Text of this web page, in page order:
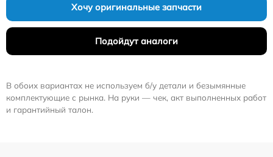
Хочу оригинальные запчасти
Подойдут аналоги
В обоих вариантах не используем б/у детали и безымянные
комплектующие с рынка. На руки — чек, акт выполненных работ
и гарантийный талон.